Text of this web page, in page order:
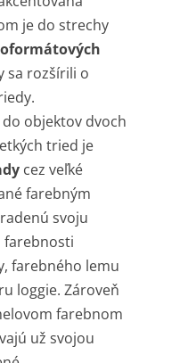
je do strechy
sa rozšírili o
objektov dvoch
tried je
cez veľké
farebným
svoju
farebnosti
farebného lemu
loggie. Zároveň
farebnom
už svojou